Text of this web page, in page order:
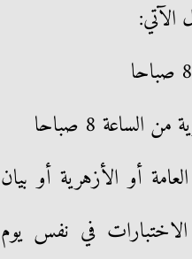
الآتي:
أو الأزهرية أو بيان
في نفس يوم